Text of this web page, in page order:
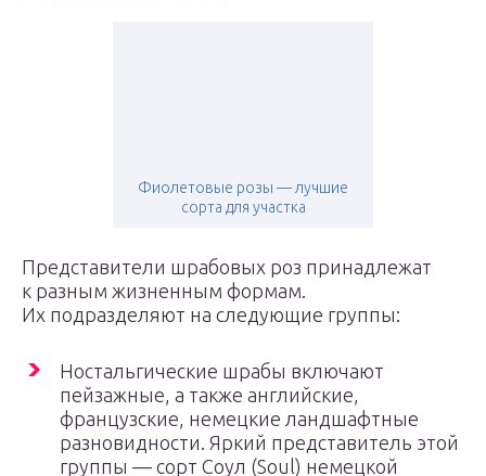
Фиолетовые розы — лучшие
сорта для участка
Представители шрабовых роз принадлежат
к разным жизненным формам.
Их подразделяют на следующие группы:
Ностальгические шрабы включают
пейзажные, а также английские,
французские, немецкие ландшафтные
разновидности. Яркий представитель этой
группы — сорт Соул (Soul) немецкой